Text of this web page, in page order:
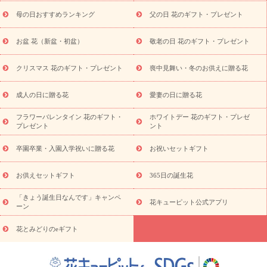
お供え
お供え・お悔やみ商品一覧 お供え・お悔やみの花
十九日法要以降に贈る花
通夜・葬儀に贈る花
お供え お花とセッ
お盆（新盆・初盆）
お祝い返し お見舞い
お取り
プリザーブドフラワー
スタイルから探す
アレンジメント
蘭・花鉢
ミディ胡蝶蘭・お祝い ミディ胡蝶蘭・お供え
の青色胡蝶蘭
観葉植物 観葉植物 産直多肉植物
プリザーブ
ドフラワー
お祝い お供え・お悔やみ 花とセットギフト
ミオーダー
プチギフト（hanamore -ハナモア-）
花とみどりの
eギフト
花キューピットのeGfit カラー ピンク
レンジ
レッド お花の種類 バラ ユリ トルコキキョウ
予
算から探す
お祝い お祝い・3000円～ お祝い・
お祝い・5000円～ お祝い・7000円～ お祝い・10000円～
お供え・お悔やみ
お供え・お悔やみ・3000円～
お供え・お
悔やみ・5000円～ お供え・お悔やみ・7000円～
お供え・お悔
やみ・10000円～
365日の誕生花カレンダー
開店・開業祝
お祝いを贈るときのマナー・
母の日おすすめランキング 父の日 花のギフト・プレゼント
お盆 花（新盆・初盆） 敬老の日 花のギフト・プレゼント
クリスマス 花のギフト・プレゼント 喪中見舞い・冬のお供えに贈る花
成人の日に贈る花 愛妻の日に贈る花
フラワーバレンタイン 花のギフト・
プレゼント
ホワイトデー 花のギフト・プレゼ
ント
卒園卒業・入園入学祝いに贈る花 お祝いセットギフト
お供えセットギフト 365日の誕生花
「きょう誕生日なんです」キャンペ
ーン
花キューピット公式アプリ
花とみどりのeギフト